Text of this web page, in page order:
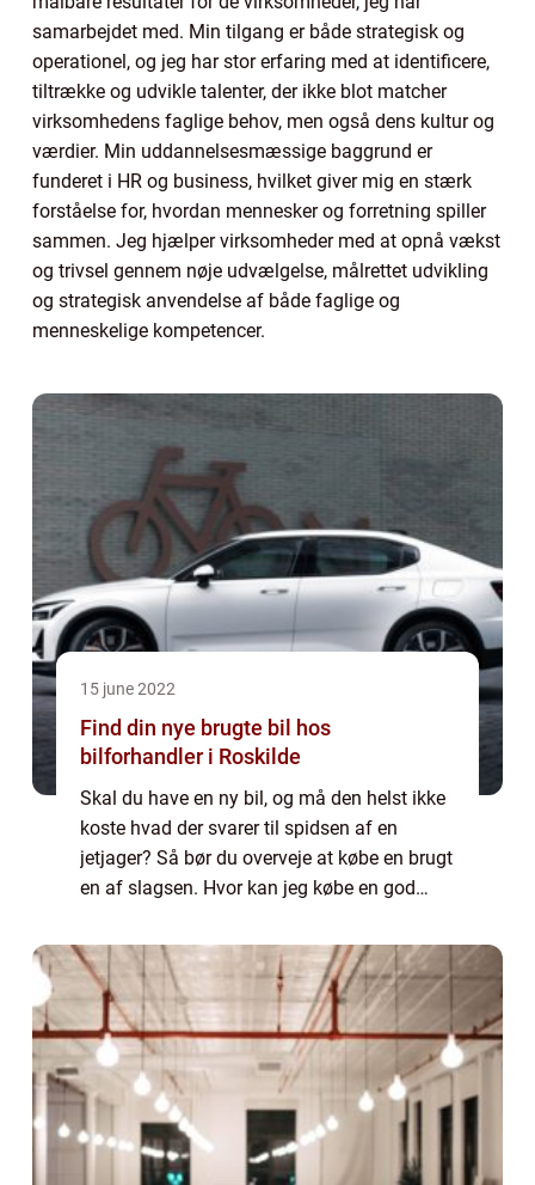
samarbejdet med. Min tilgang er både strategisk og
operationel, og jeg har stor erfaring med at identificere,
tiltrække og udvikle talenter, der ikke blot matcher
virksomhedens faglige behov, men også dens kultur og
værdier. Min uddannelsesmæssige baggrund er
funderet i HR og business, hvilket giver mig en stærk
forståelse for, hvordan mennesker og forretning spiller
sammen. Jeg hjælper virksomheder med at opnå vækst
og trivsel gennem nøje udvælgelse, målrettet udvikling
og strategisk anvendelse af både faglige og
menneskelige kompetencer.
15 june 2022
Find din nye brugte bil hos
bilforhandler i Roskilde
Skal du have en ny bil, og må den helst ikke
koste hvad der svarer til spidsen af en
jetjager? Så bør du overveje at købe en brugt
en af slagsen. Hvor kan jeg købe en god
og ønsker du ikke at købe katte...